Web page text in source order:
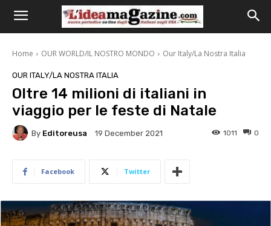
Home OUR WORLD/IL NOSTRO MONDO Our Italy/La Nostra Italia
OUR ITALY/LA NOSTRA ITALIA
Oltre 14 milioni di italiani in
viaggio per le feste di Natale
By Editoreusa 19 December 2021 0
1011
Facebook Twitter